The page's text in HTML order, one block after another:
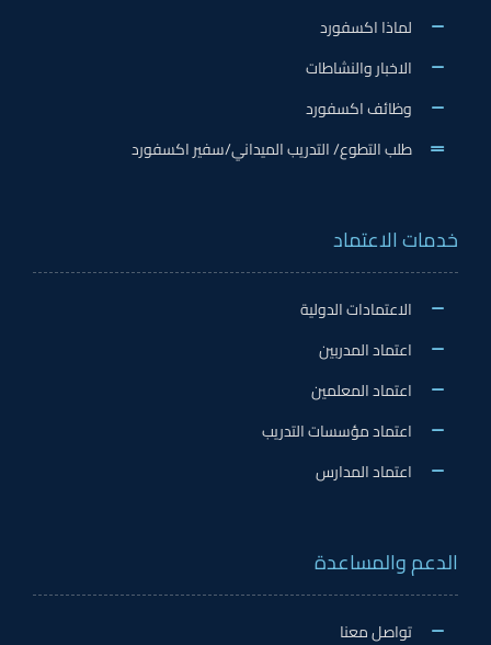
لماذا اكسفورد
الاخبار والنشاطات
وظائف اكسفورد
طلب التطوع/ التدريب الميداني/سفير اكسفورد
خدمات الاعتماد
الاعتمادات الدولية
اعتماد المدربين
اعتماد المعلمين
اعتماد مؤسسات التدريب
اعتماد المدارس
الدعم والمساعدة
تواصل معنا